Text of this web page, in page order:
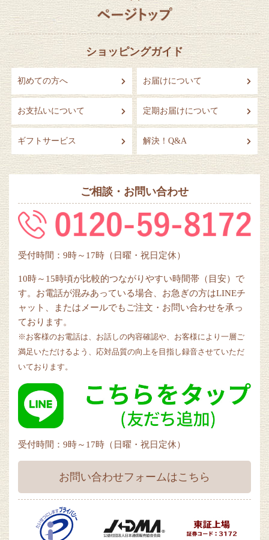
ショッピングガイド
初めての方へ お届けについて
お支払いについて 定期お届けについて
ギフトサービス 解決！Q&A
ご相談・お問い合わせ
受付時間：9時～17時（日曜・祝日定休）
10時～15時頃が比較的つながりやすい時間帯（目安）で
す。お電話が混みあっている場合、お急ぎの方はLINEチ
ャット、またはメールでもご注文・お問い合わせを承っ
ております。
※お客様のお電話は、お話しの内容確認や、お客様により一層ご
満足いただけるよう、応対品質の向上を目指し録音させていただ
いております。
受付時間：9時～17時（日曜・祝日定休）
お問い合わせフォームはこちら